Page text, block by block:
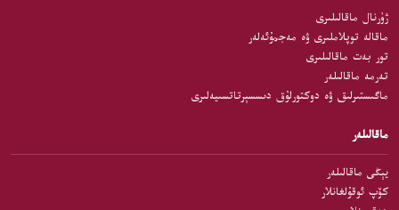
ژۇرنال ماقالىلىرى
ماقالە توپلاملىرى ۋە مەجمۇئەلەر
تور بەت ماقالىلىرى
تەرمە ماقالىلەر
ماگىستىرلىق ۋە دوكتورلۇق دىسسېرتاتسىيەلىرى
ماقالىلەر
يېڭى ماقالىلەر
كۆپ ئوقۇلغانلار